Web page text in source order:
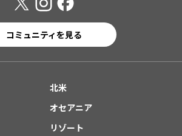
コミュニティを見る
北米
オセアニア
リゾート